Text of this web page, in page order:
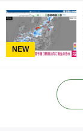
NEW